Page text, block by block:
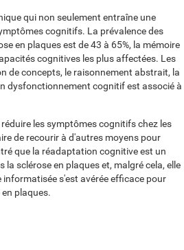
qui non seulement entraîne une
cognitifs. La prévalence des
en plaques est de 43 à 65%, la mémoire
cognitives les plus affectées. Les
de concepts, le raisonnement abstrait, la
dysfonctionnement cognitif est associé à
les symptômes cognitifs chez les
de recourir à d'autres moyens pour
que la réadaptation cognitive est un
sclérose en plaques et, malgré cela, elle
s'est avérée efficace pour
plaques.